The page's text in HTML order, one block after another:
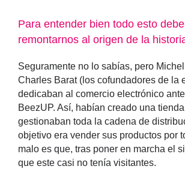
Para entender bien todo esto
remontarnos al origen de la
Seguramente no lo sabías, pero
Charles Barat (los cofundadores de la
dedicaban al comercio electrónico
BeezUP. Así, habían creado una
gestionaban toda la cadena de
objetivo era vender sus productos por
malo es que, tras poner en marcha el
que este casi no tenía visitantes.